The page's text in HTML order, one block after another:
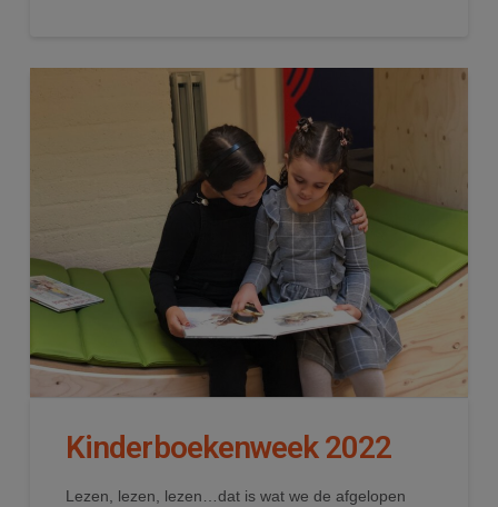
Kinderboekenweek 2022
Lezen, lezen, lezen…dat is wat we de afgelopen